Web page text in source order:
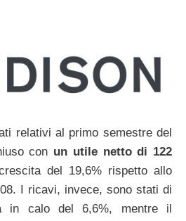
relativi al primo semestre del
con un utile netto di 122
del 19,6% rispetto allo
I ricavi, invece, sono stati di
in calo del 6,6%, mentre il